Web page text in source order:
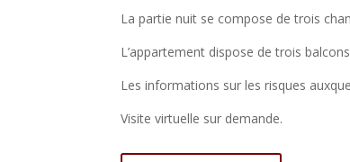
La partie nuit se compose de trois
L’appartement dispose de trois
Les informations sur les risques
Visite virtuelle sur demande.